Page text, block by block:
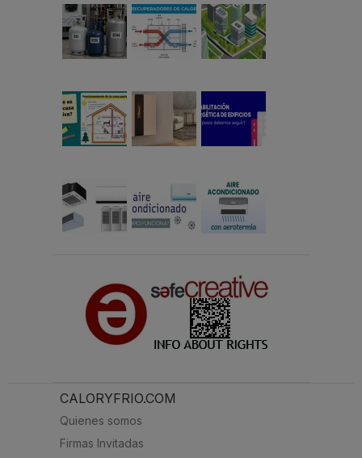
CALORYFRIO.COM
Quienes somos
Firmas Invitadas